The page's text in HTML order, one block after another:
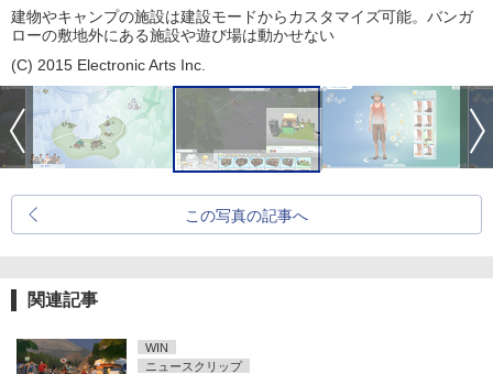
建物やキャンプの施設は建設モードからカスタマイズ可能。バンガ
ローの敷地外にある施設や遊び場は動かせない
(C) 2015 Electronic Arts Inc.
この写真の記事へ
関連記事
WIN
ニュースクリップ